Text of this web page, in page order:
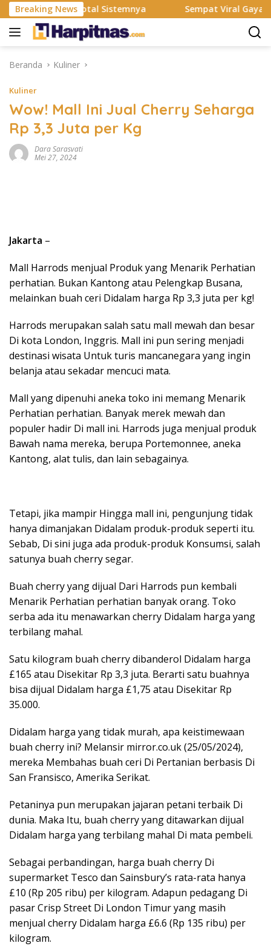
Langsung
ke
konten
Breaking News
Rombak Total Sistemnya Sempat Viral Gaya ASI
Beranda Kuliner
Kuliner
Wow! Mall Ini Jual Cherry Seharga
Rp 3,3 Juta per Kg
Dara Sarasvati
Mei 27, 2024
Jakarta –
Mall Harrods menjual Produk yang Menarik Perhatian
perhatian. Bukan Kantong atau Pelengkap Busana,
melainkan buah ceri Didalam harga Rp 3,3 juta per kg!
Harrods merupakan salah satu mall mewah dan besar
Di kota London, Inggris. Mall ini pun sering menjadi
destinasi wisata Untuk turis mancanegara yang ingin
belanja atau sekadar mencuci mata.
Mall yang dipenuhi aneka toko ini memang Menarik
Perhatian perhatian. Banyak merek mewah dan
populer hadir Di mall ini. Harrods juga menjual produk
Bawah nama mereka, berupa Portemonnee, aneka
Kantong, alat tulis, dan lain sebagainya.
Tetapi, jika mampir Hingga mall ini, pengunjung tidak
hanya dimanjakan Didalam produk-produk seperti itu.
Sebab, Di sini juga ada produk-produk Konsumsi, salah
satunya buah cherry segar.
Buah cherry yang dijual Dari Harrods pun kembali
Menarik Perhatian perhatian banyak orang. Toko
serba ada itu menawarkan cherry Didalam harga yang
terbilang mahal.
Satu kilogram buah cherry dibanderol Didalam harga
£165 atau Disekitar Rp 3,3 juta. Berarti satu buahnya
bisa dijual Didalam harga £1,75 atau Disekitar Rp
35.000.
Didalam harga yang tidak murah, apa keistimewaan
buah cherry ini? Melansir mirror.co.uk (25/05/2024),
mereka Membahas buah ceri Di Pertanian berbasis Di
San Fransisco, Amerika Serikat.
Petaninya pun merupakan jajaran petani terbaik Di
dunia. Maka Itu, buah cherry yang ditawarkan dijual
Didalam harga yang terbilang mahal Di mata pembeli.
Sebagai perbandingan, harga buah cherry Di
supermarket Tesco dan Sainsbury’s rata-rata hanya
£10 (Rp 205 ribu) per kilogram. Adapun pedagang Di
pasar Crisp Street Di London Timur yang masih
menjual cherry Didalam harga £6.6 (Rp 135 ribu) per
kilogram.